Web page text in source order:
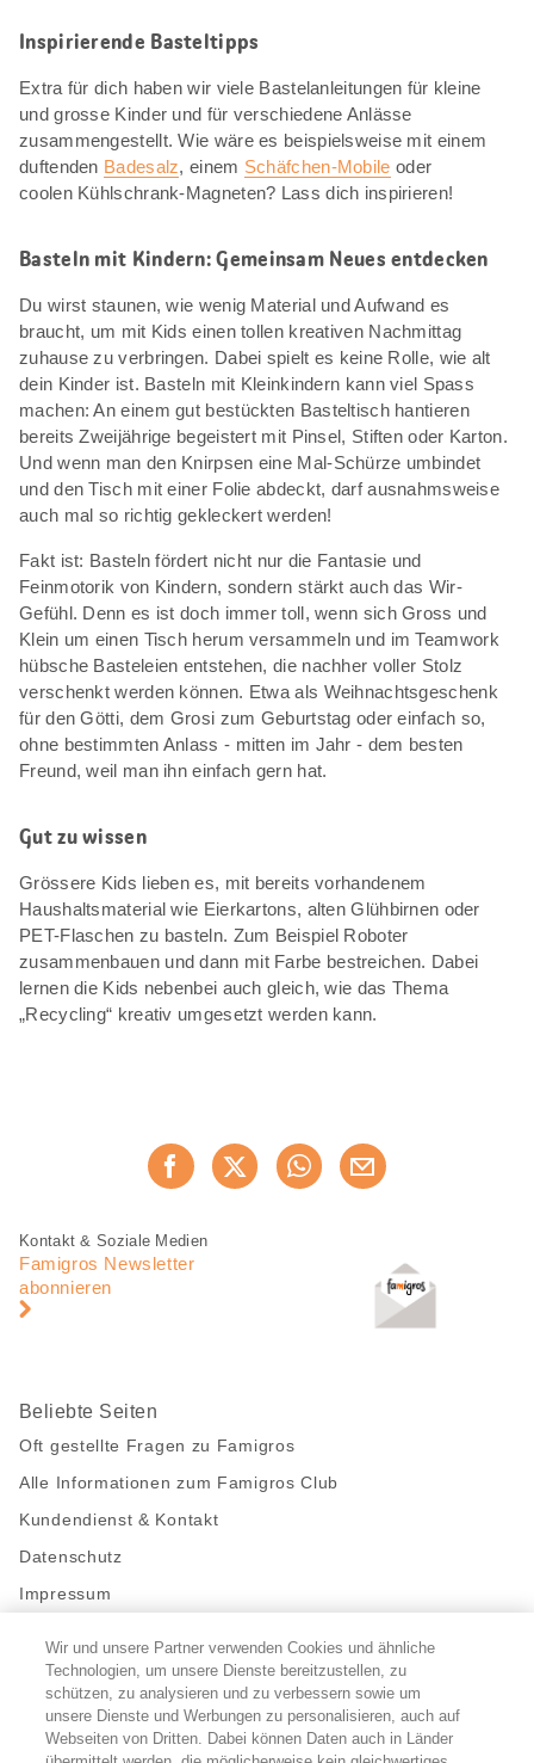
Inspirierende Basteltipps
Extra für dich haben wir viele Bastelanleitungen für kleine
und grosse Kinder und für verschiedene Anlässe
zusammengestellt. Wie wäre es beispielsweise mit einem
duftenden Badesalz, einem Schäfchen-Mobile oder
coolen Kühlschrank-Magneten? Lass dich inspirieren!
Basteln mit Kindern: Gemeinsam Neues entdecken
Du wirst staunen, wie wenig Material und Aufwand es
braucht, um mit Kids einen tollen kreativen Nachmittag
zuhause zu verbringen. Dabei spielt es keine Rolle, wie alt
dein Kinder ist. Basteln mit Kleinkindern kann viel Spass
machen: An einem gut bestückten Basteltisch hantieren
bereits Zweijährige begeistert mit Pinsel, Stiften oder Karton.
Und wenn man den Knirpsen eine Mal-Schürze umbindet
und den Tisch mit einer Folie abdeckt, darf ausnahmsweise
auch mal so richtig gekleckert werden!
Fakt ist: Basteln fördert nicht nur die Fantasie und
Feinmotorik von Kindern, sondern stärkt auch das Wir-
Gefühl. Denn es ist doch immer toll, wenn sich Gross und
Klein um einen Tisch herum versammeln und im Teamwork
hübsche Basteleien entstehen, die nachher voller Stolz
verschenkt werden können. Etwa als Weihnachtsgeschenk
für den Götti, dem Grosi zum Geburtstag oder einfach so,
ohne bestimmten Anlass - mitten im Jahr - dem besten
Freund, weil man ihn einfach gern hat.
Gut zu wissen
Grössere Kids lieben es, mit bereits vorhandenem
Haushaltsmaterial wie Eierkartons, alten Glühbirnen oder
PET-Flaschen zu basteln. Zum Beispiel Roboter
zusammenbauen und dann mit Farbe bestreichen. Dabei
lernen die Kids nebenbei auch gleich, wie das Thema
„Recycling“ kreativ umgesetzt werden kann.
Jetzt weiterempfehlen
Fusszeile
Fusszeile
Navigation
Kontakt & Soziale Medien
Famigros Newsletter
abonnieren
Beliebte Seiten
Oft gestellte Fragen zu Famigros
Alle Informationen zum Famigros Club
Kundendienst & Kontakt
Datenschutz
Impressum
Bleibe mit uns in Kontakt
Facebook
https://twitter.com/migros
https://www.youtube.com/user/
PinterestInstagram
Wir und unsere Partner verwenden Cookies und ähnliche
Technologien, um unsere Dienste bereitzustellen, zu
schützen, zu analysieren und zu verbessern sowie um
unsere Dienste und Werbungen zu personalisieren, auch auf
Webseiten von Dritten. Dabei können Daten auch in Länder